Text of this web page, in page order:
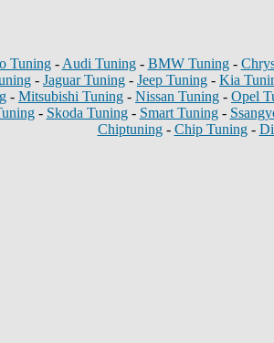
Tuning- Audi Tuning- BMW Tuning-
- Jaguar Tuning - Jeep Tuning - Kia
- Mitsubishi Tuning - Nissan Tuning - Opel
- Skoda Tuning- Smart Tuning-
Chiptuning- Chip Tuning-